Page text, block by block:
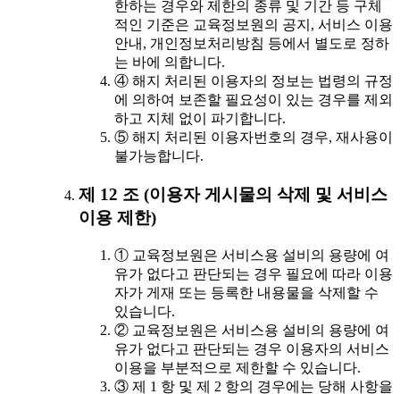
한하는 경우와 제한의 종류 및 기간 등 구체
적인 기준은 교육정보원의 공지, 서비스 이용
안내, 개인정보처리방침 등에서 별도로 정하
는 바에 의합니다.
④ 해지 처리된 이용자의 정보는 법령의 규정
에 의하여 보존할 필요성이 있는 경우를 제외
하고 지체 없이 파기합니다.
⑤ 해지 처리된 이용자번호의 경우, 재사용이
불가능합니다.
제 12 조 (이용자 게시물의 삭제 및 서비스
이용 제한)
① 교육정보원은 서비스용 설비의 용량에 여
유가 없다고 판단되는 경우 필요에 따라 이용
자가 게재 또는 등록한 내용물을 삭제할 수
있습니다.
② 교육정보원은 서비스용 설비의 용량에 여
유가 없다고 판단되는 경우 이용자의 서비스
이용을 부분적으로 제한할 수 있습니다.
③ 제 1 항 및 제 2 항의 경우에는 당해 사항을